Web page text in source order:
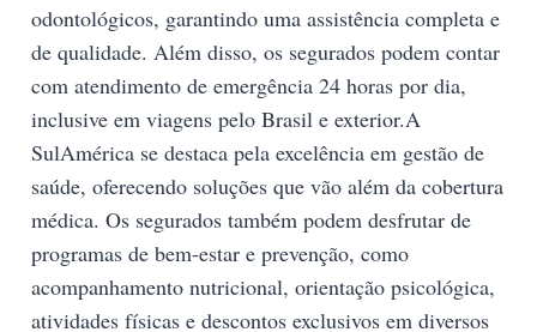
odontológicos, garantindo uma assistência completa e
de qualidade. Além disso, os segurados podem contar
com atendimento de emergência 24 horas por dia,
inclusive em viagens pelo Brasil e exterior.A
SulAmérica se destaca pela excelência em gestão de
saúde, oferecendo soluções que vão além da cobertura
médica. Os segurados também podem desfrutar de
programas de bem-estar e prevenção, como
acompanhamento nutricional, orientação psicológica,
atividades físicas e descontos exclusivos em diversos